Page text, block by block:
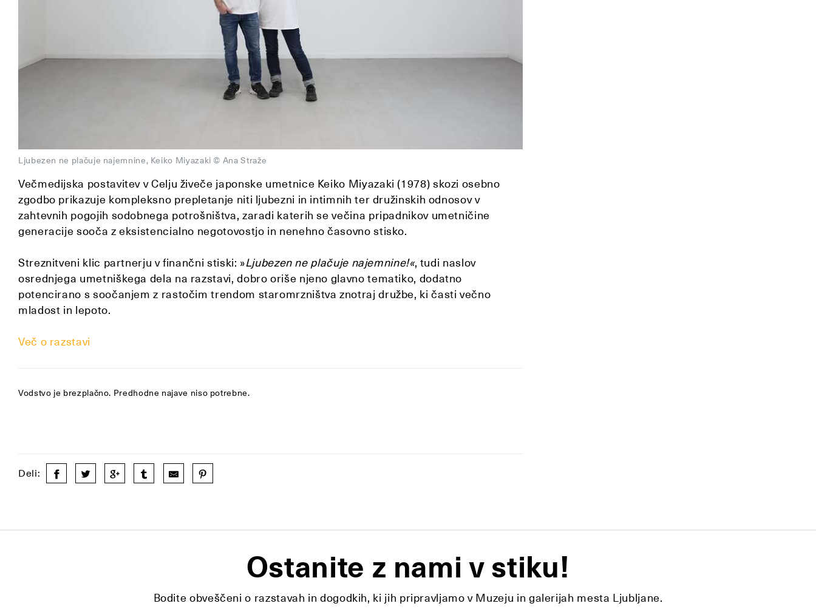
Ljubezen ne plačuje najemnine, Keiko Miyazaki © Ana Straže
Večmedijska postavitev v Celju živeče japonske umetnice Keiko Miyazaki (1978) skozi osebno
zgodbo prikazuje kompleksno prepletanje niti ljubezni in intimnih ter družinskih odnosov v
zahtevnih pogojih sodobnega potrošništva, zaradi katerih se večina pripadnikov umetničine
generacije sooča z eksistencialno negotovostjo in nenehno časovno stisko.
Streznitveni klic partnerju v finančni stiski: »Ljubezen ne plačuje najemnine!«, tudi naslov
osrednjega umetniškega dela na razstavi, dobro oriše njeno glavno tematiko, dodatno
potencirano s soočanjem z rastočim trendom staromrzništva znotraj družbe, ki časti večno
mladost in lepoto.
Več o razstavi
Vodstvo je brezplačno. Predhodne najave niso potrebne.
Deli:
Ostanite z nami v stiku!
Bodite obveščeni o razstavah in dogodkih, ki jih pripravljamo v Muzeju in galerijah mesta Ljubljane.